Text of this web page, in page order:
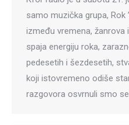
samo muzička grupa, Rok
između vremena, žanrova
spaja energiju roka,
pedesetih i šezdesetih,
koji istovremeno odiše
razgovora osvrnuli smo se